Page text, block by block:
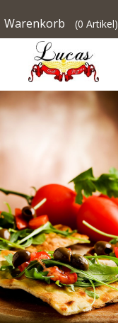
Warenkorb (0 Artikel)